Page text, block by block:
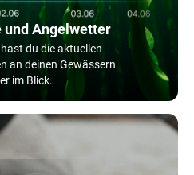
und Angelwetter
du die aktuellen
an deinen Gewässern
im Blick.